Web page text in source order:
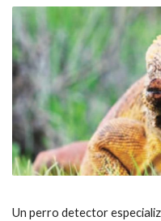
Un perro detector